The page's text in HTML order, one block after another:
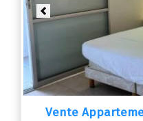
Previous
Vente